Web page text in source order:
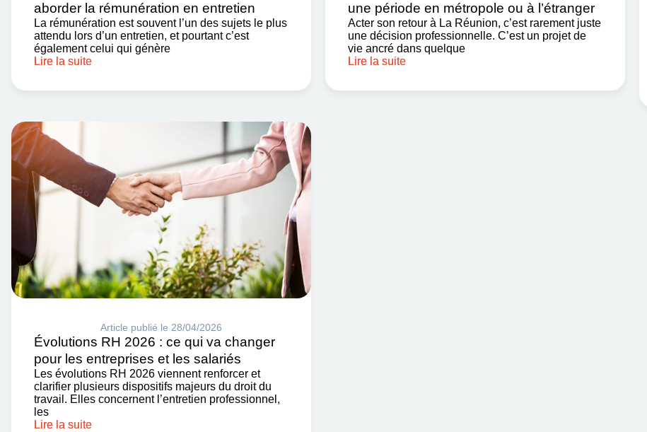
aborder la rémunération en entretien
La rémunération est souvent l’un des sujets le plus
attendu lors d’un entretien, et pourtant c’est
également celui qui génère
Lire la suite
une période en métropole ou à l’étranger
Acter son retour à La Réunion, c’est rarement juste
une décision professionnelle. C’est un projet de
vie ancré dans quelque
Lire la suite
Article publié le 28/04/2026
Évolutions RH 2026 : ce qui va changer
pour les entreprises et les salariés
Les évolutions RH 2026 viennent renforcer et
clarifier plusieurs dispositifs majeurs du droit du
travail. Elles concernent l’entretien professionnel,
les
Lire la suite